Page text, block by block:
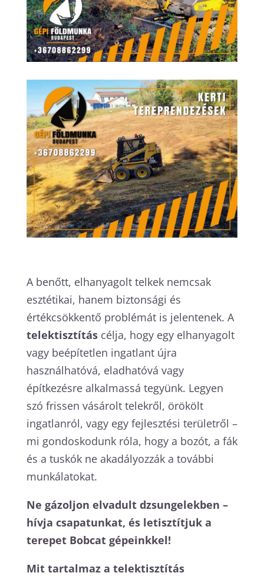
A benőtt, elhanyagolt telkek nemcsak
esztétikai, hanem biztonsági és
értékcsökkentő problémát is jelentenek. A
telektisztításcélja, hogy egy elhanyagolt
vagy beépítetlen ingatlant újra
használhatóvá, eladhatóvá vagy
építkezésre alkalmassá tegyünk. Legyen
szó frissen vásárolt telekről, örökölt
ingatlanról, vagy egy fejlesztési területről –
mi gondoskodunk róla, hogy a bozót, a fák
és a tuskók ne akadályozzák a további
munkálatokat.
Ne gázoljon elvadult dzsungelekben –
hívja csapatunkat, és letisztítjuk a
terepet Bobcat gépeinkkel!
Mit tartalmaz a telektisztítás